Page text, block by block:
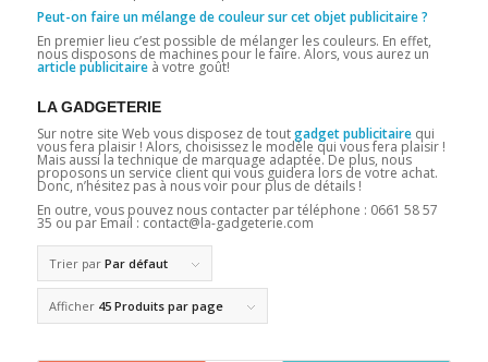
Peut-on faire un mélange de couleur sur cet objet publicitaire ?
En premier lieu c’est possible de mélanger les couleurs. En effet,
nous disposons de machines pour le faire. Alors, vous aurez un
article publicitaireà votre goût!
LA GADGETERIE
Sur notre site Web vous disposez de toutgadget publicitairequi
vous fera plaisir ! Alors, choisissez le modèle qui vous fera plaisir !
Mais aussi la technique de marquage adaptée. De plus, nous
proposons un service client qui vous guidera lors de votre achat.
Donc, n’hésitez pas à nous voir pour plus de détails !
En outre, vous pouvez nous contacter par téléphone : 0661 58 57
35 ou par Email : contact@la-gadgeterie.com
Trier par Par défaut
Afficher 45 Produits par page